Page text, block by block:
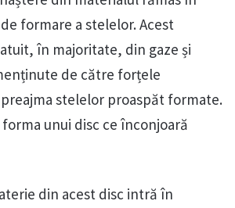
formare a stelelor. Acest
în majoritate, din gaze și
de către forțele
stelelor proaspăt formate.
unui disc ce înconjoară
din acest disc intră în